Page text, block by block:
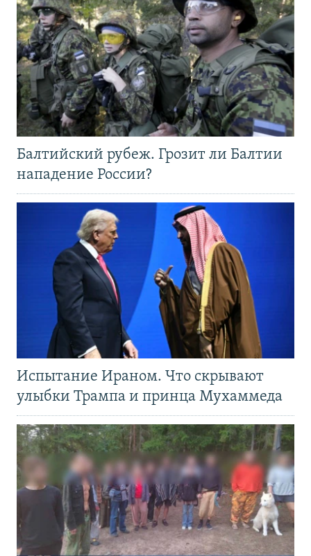
Балтийский рубеж. Грозит ли Балтии
нападение России?
Испытание Ираном. Что скрывают
улыбки Трампа и принца Мухаммеда